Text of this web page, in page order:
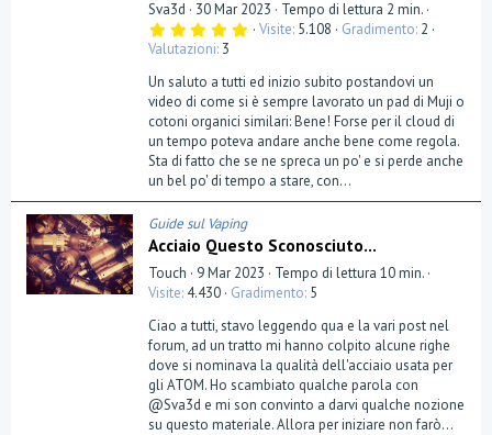
Sva3d 30 Mar 2023
Tempo di lettura 2 min.
5
s
e
l
l
a
(
e
)
Visite 5.108 Gradimento 2
Valutazioni 3
Un saluto a tutti ed inizio subito postandovi un
video di come si è sempre lavorato un pad di Muji o
cotoni organici similari: Bene! Forse per il cloud di
un tempo poteva andare anche bene come regola.
Sta di fatto che se ne spreca un po' e si perde anche
un bel po' di tempo a stare, con...
Guide sul Vaping
Acciaio Questo Sconosciuto...
Touch 9 Mar 2023
Tempo di lettura 10 min.
Visite 4.430 Gradimento 5
Ciao a tutti, stavo leggendo qua e la vari post nel
forum, ad un tratto mi hanno colpito alcune righe
dove si nominava la qualità dell'acciaio usata per
gli ATOM. Ho scambiato qualche parola con
@Sva3d e mi son convinto a darvi qualche nozione
su questo materiale. Allora per iniziare non farò...